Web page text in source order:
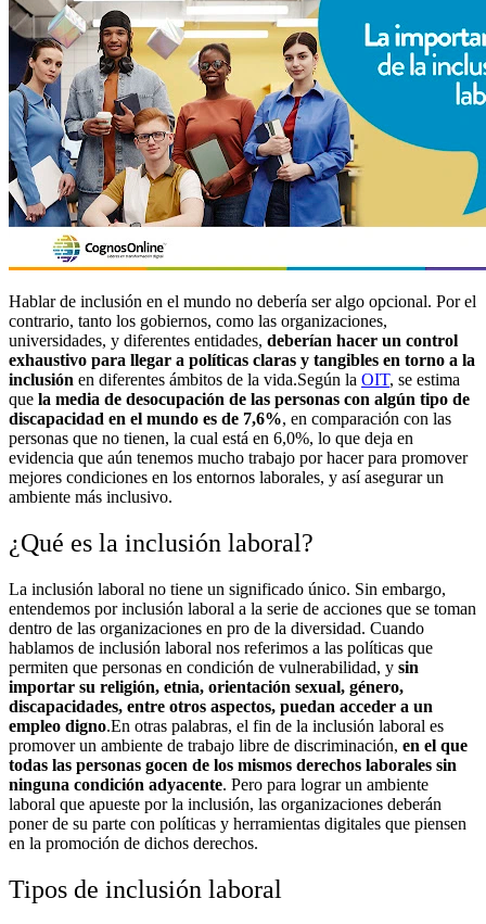
Hablar de inclusión en el mundo no debería ser algo opcional. Por el
contrario, tanto los gobiernos, como las organizaciones,
universidades, y diferentes entidades, deberían hacer un control
exhaustivo para llegar a políticas claras y tangibles en torno a la
inclusión en diferentes ámbitos de la vida.Según la OIT, se estima
que la media de desocupación de las personas con algún tipo de
discapacidad en el mundo es de 7,6%, en comparación con las
personas que no tienen, la cual está en 6,0%, lo que deja en
evidencia que aún tenemos mucho trabajo por hacer para promover
mejores condiciones en los entornos laborales, y así asegurar un
ambiente más inclusivo.
¿Qué es la inclusión laboral?
La inclusión laboral no tiene un significado único. Sin embargo,
entendemos por inclusión laboral a la serie de acciones que se toman
dentro de las organizaciones en pro de la diversidad. Cuando
hablamos de inclusión laboral nos referimos a las políticas que
permiten que personas en condición de vulnerabilidad, y sin
importar su religión, etnia, orientación sexual, género,
discapacidades, entre otros aspectos, puedan acceder a un
empleo digno.En otras palabras, el fin de la inclusión laboral es
promover un ambiente de trabajo libre de discriminación, en el que
todas las personas gocen de los mismos derechos laborales sin
ninguna condición adyacente. Pero para lograr un ambiente
laboral que apueste por la inclusión, las organizaciones deberán
poner de su parte con políticas y herramientas digitales que piensen
en la promoción de dichos derechos.
Tipos de inclusión laboral